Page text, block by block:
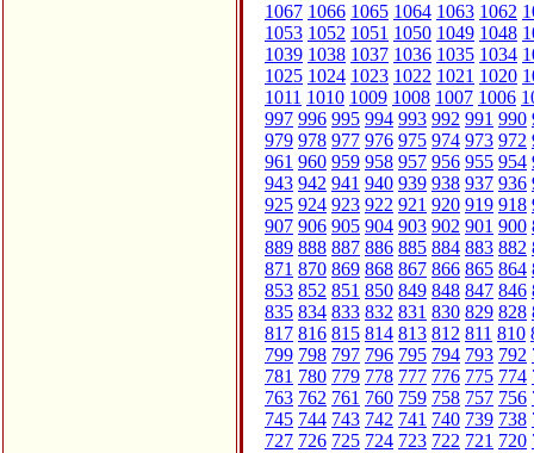
1067 1066 1065 1064 1063 1062
1053 1052 1051 1050 1049 1048
1039 1038 1037 1036 1035 1034
1025 1024 1023 1022 1021 1020
1011 1010 1009 1008 1007 1006
997 996 995 994 993 992 991 990
979 978 977 976 975 974 973 972
961 960 959 958 957 956 955 954
943 942 941 940 939 938 937 936
925 924 923 922 921 920 919 918
907 906 905 904 903 902 901 900
889 888 887 886 885 884 883 882
871 870 869 868 867 866 865 864
853 852 851 850 849 848 847 846
835 834 833 832 831 830 829 828
817 816 815 814 813 812 811 810
799 798 797 796 795 794 793 792
781 780 779 778 777 776 775 774
763 762 761 760 759 758 757 756
745 744 743 742 741 740 739 738
727 726 725 724 723 722 721 720